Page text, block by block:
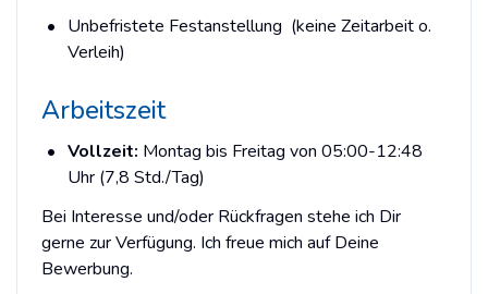
Unbefristete Festanstellung (keine Zeitarbeit o.
Verleih)
Arbeitszeit
Vollzeit: Montag bis Freitag von 05:00-12:48
Uhr (7,8 Std./Tag)
Bei Interesse und/oder Rückfragen stehe ich Dir
gerne zur Verfügung. Ich freue mich auf Deine
Bewerbung.